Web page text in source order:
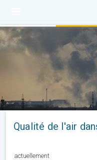
Qualité de l'air
actuellement